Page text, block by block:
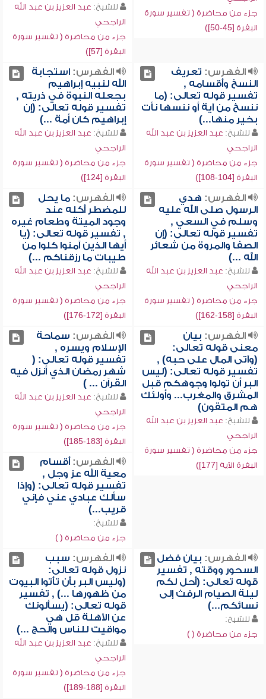
جزء من محاضرة ( تفسير سورة
البقرة [45-50])
للشيخ: عبد العزيز بن عبد الله
الراجحي
جزء من محاضرة ( تفسير سورة
البقرة [57])
الفهرس: تعريف
النسخ وأقسامه ,
تفسير قوله تعالى: (ما
ننسخ من آية أو ننسها نأت
بخير منها...)
للشيخ: عبد العزيز بن عبد الله
الراجحي
جزء من محاضرة ( تفسير سورة
البقرة [104-108])
الفهرس:استجابة
الله لنبيه إبراهيم
بجعله النبوة في ذريته ,
تفسير قوله تعالى: (إن
إبراهيم كان أمة ...)
للشيخ: عبد العزيز بن عبد الله
الراجحي
جزء من محاضرة ( تفسير سورة
البقرة [124])
الفهرس: هدي
الرسول صلى الله عليه
وسلم في السعي ,
تفسير قوله تعالى: (إن
الصفا والمروة من شعائر
الله ...)
للشيخ: عبد العزيز بن عبد الله
الراجحي
جزء من محاضرة ( تفسير سورة
البقرة [158-162])
الفهرس:ما يحل
للمضطر أكله عند
وجود الميتة وطعام غيره
, تفسير قوله تعالى: (يا
أيها الذين آمنوا كلوا من
طيبات ما رزقناكم ...)
للشيخ: عبد العزيز بن عبد الله
الراجحي
جزء من محاضرة ( تفسير سورة
البقرة [172-176])
الفهرس: بيان
معنى قوله تعالى:
(وآتى المال على حبه) ,
تفسير قوله تعالى: (ليس
البر أن تولوا وجوهكم قبل
المشرق والمغرب... وأولئك
هم المتقون)
للشيخ: عبد العزيز بن عبد الله
الراجحي
جزء من محاضرة ( تفسير سورة
البقرة الآية [177])
الفهرس: سماحة
الإسلام ويسره ,
تفسير قوله تعالى: (
شهر رمضان الذي أنزل فيه
القرآن ... )
للشيخ: عبد العزيز بن عبد الله
الراجحي
جزء من محاضرة ( تفسير سورة
البقرة [183-185])
الفهرس:أقسام
معية الله عز وجل ,
تفسير قوله تعالى: (وإذا
سألك عبادي عني فإني
قريب...)
للشيخ:
جزء من محاضرة ( )
الفهرس: بيان فضل
السحور ووقته , تفسير
قوله تعالى: (أحل لكم
ليلة الصيام الرفث إلى
نسائكم...)
للشيخ:
جزء من محاضرة ( )
الفهرس: سبب
نزول قوله تعالى:
(وليس البر بأن تأتوا البيوت
من ظهورها ...) , تفسير
قوله تعالى: (يسألونك
عن الأهلة قل هي
مواقيت للناس والحج ...)
للشيخ: عبد العزيز بن عبد الله
الراجحي
جزء من محاضرة ( تفسير سورة
البقرة [188-189])